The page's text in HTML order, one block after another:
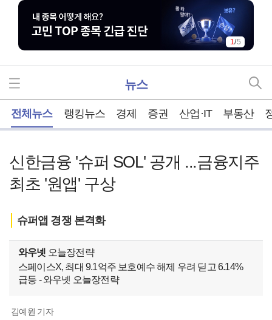
2/5
뉴스
전체뉴스 랭킹뉴스 경제 증권 산업·IT 부동산
신한금융 '슈퍼 SOL' 공개 ...금융지주
최초 '원앱' 구상
슈퍼앱 경쟁 본격화
와우넷 오늘장전략
스페이스X, 최대 9.1억주 보호예수 해제 우려 딛고 6.14%
급등 - 와우넷 오늘장전략
김예원 기자